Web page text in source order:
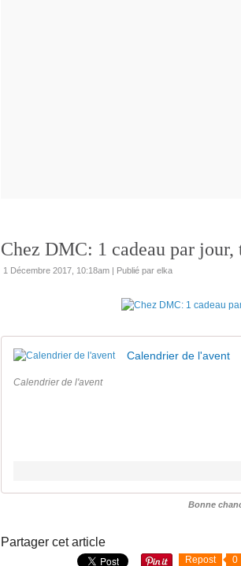
Chez DMC: 1 cadeau par jour,
1 Décembre 2017, 10:18am | Publié par elka
Calendrier de l'avent
Calendrier de l'avent
Bonne
Partager cet article
Repost 0